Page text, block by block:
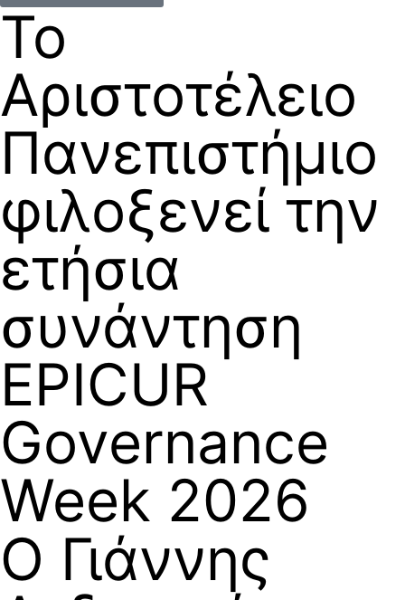
Το
Αριστοτέλειο
Πανεπιστήμιο
φιλοξενεί την
ετήσια
συνάντηση
EPICUR
Governance
Week 2026
Ο Γιάννης